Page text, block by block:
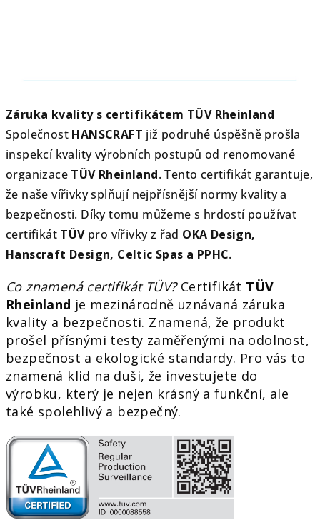
Záruka kvality s certifikátem TÜV Rheinland
Společnost HANSCRAFT již podruhé úspěšně prošla
inspekcí kvality výrobních postupů od renomované
organizace TÜV Rheinland. Tento certifikát garantuje,
že naše vířivky splňují nejpřísnější normy kvality a
bezpečnosti. Díky tomu můžeme s hrdostí používat
certifikát TÜVpro vířivky z řad OKA Design,
Hanscraft Design, Celtic Spas a PPHC.
Co znamená certifikát TÜV?Certifikát TÜV
Rheinland je mezinárodně uznávaná záruka
kvality a bezpečnosti. Znamená, že produkt
prošel přísnými testy zaměřenými na odolnost,
bezpečnost a ekologické standardy. Pro vás to
znamená klid na duši, že investujete do
výrobku, který je nejen krásný a funkční, ale
také spolehlivý a bezpečný.